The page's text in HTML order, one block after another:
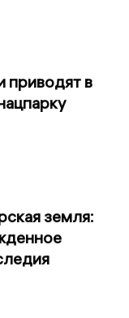
приводят в
земля: